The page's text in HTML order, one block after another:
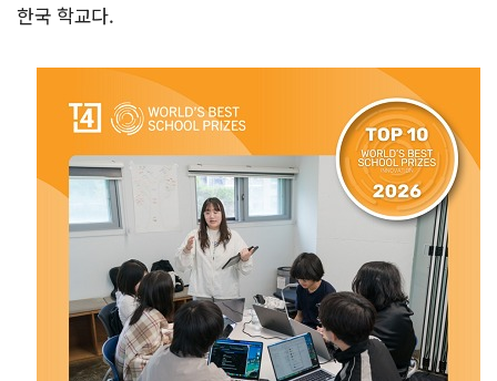
한국 학교다.